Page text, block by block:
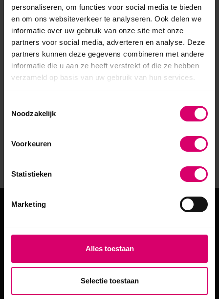
personaliseren, om functies voor social media te bieden
en om ons websiteverkeer te analyseren. Ook delen we
informatie over uw gebruik van onze site met onze
partners voor social media, adverteren en analyse. Deze
partners kunnen deze gegevens combineren met andere
informatie die u aan ze heeft verstrekt of die ze hebben
verzameld op basis van uw gebruik van hun services.
Noodzakelijk
Voorkeuren
Statistieken
Marketing
Alles toestaan
Selectie toestaan
Overige categorieën in Gel
Gelnagels primer
nieuwsbrief!
acties en aanbiedingen!
Abonneer